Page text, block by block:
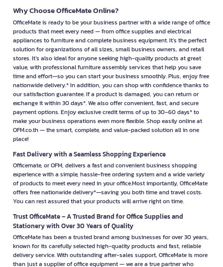
Why Choose OfficeMate Online?
OfficeMate is ready to be your business partner with a wide range of office
products that meet every need — from office supplies and electrical
appliances to furniture and complete business equipment. It’s the perfect
solution for organizations of all sizes, small business owners, and retail
stores. It’s also ideal for anyone seeking high-quality products at great
value, with professional furniture assembly services that help you save
time and effort—so you can start your business smoothly. Plus, enjoy free
nationwide delivery.* In addition, you can shop with confidence thanks to
our satisfaction guarantee. If a product is damaged, you can return or
exchange it within 30 days*. We also offer convenient, fast, and secure
payment options. Enjoy exclusive credit terms of up to 30–60 days* to
make your business operations even more flexible. Shop easily online at
OFM.co.th — the smart, complete, and value-packed solution all in one
place!
Fast Delivery with a Seamless Shopping Experience
Officemate, or OFM, delivers a fast and convenient business shopping
experience with a simple, hassle-free ordering system and a wide variety
of products to meet every need in your office.Most importantly, OfficeMate
offers free nationwide delivery*—saving you both time and travel costs.
You can rest assured that your products will arrive right on time.
Trust OfficeMate – A Trusted Brand for Office Supplies and
Stationery with Over 30 Years of Quality
OfficeMate has been a trusted brand among businesses for over 30 years,
known for its carefully selected high-quality products and fast, reliable
delivery service. With outstanding after-sales support, OfficeMate is more
than just a supplier of office equipment — we are a true partner who